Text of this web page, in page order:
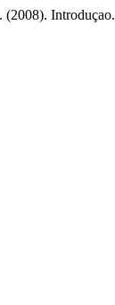
Introduçao.